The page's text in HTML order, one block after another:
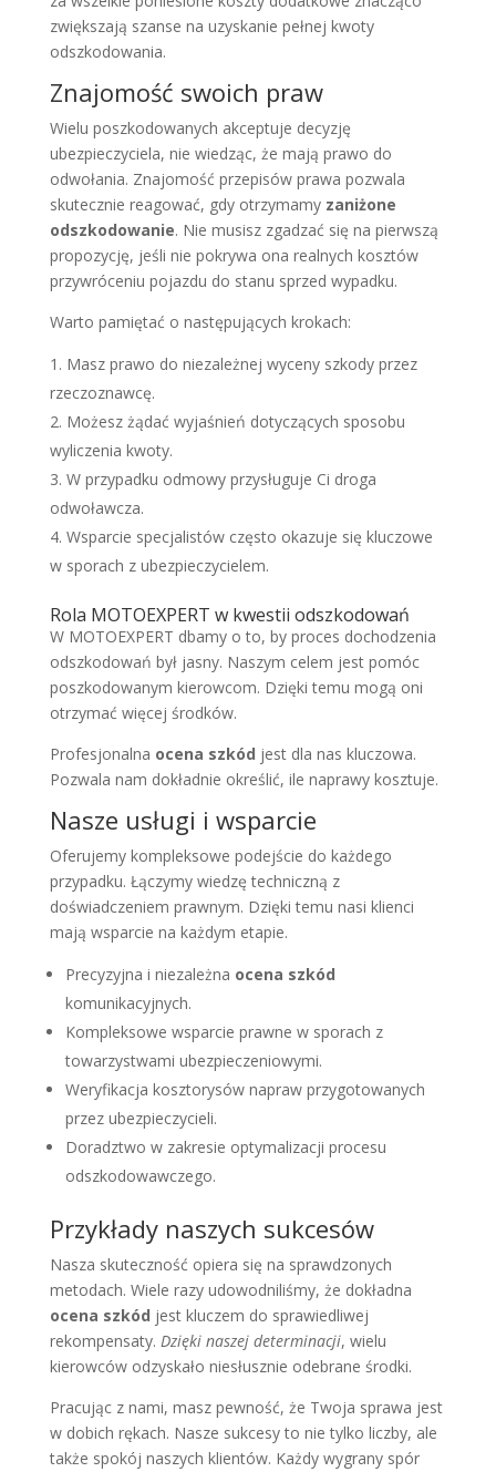
zwiększają szanse na uzyskanie pełnej kwoty
odszkodowania.
Znajomość swoich praw
Wielu poszkodowanych akceptuje decyzję
ubezpieczyciela, nie wiedząc, że mają prawo do
odwołania. Znajomość przepisów prawa pozwala
skutecznie reagować, gdy otrzymamy zaniżone
odszkodowanie. Nie musisz zgadzać się na pierwszą
propozycję, jeśli nie pokrywa ona realnych kosztów
przywróceniu pojazdu do stanu sprzed wypadku.
Warto pamiętać o następujących krokach:
Masz prawo do niezależnej wyceny szkody przez
rzeczoznawcę.
Możesz żądać wyjaśnień dotyczących sposobu
wyliczenia kwoty.
W przypadku odmowy przysługuje Ci droga
odwoławcza.
Wsparcie specjalistów często okazuje się kluczowe
w sporach z ubezpieczycielem.
Rola MOTOEXPERT w kwestii odszkodowań
W MOTOEXPERT dbamy o to, by proces dochodzenia
odszkodowań był jasny. Naszym celem jest pomóc
poszkodowanym kierowcom. Dzięki temu mogą oni
otrzymać więcej środków.
Profesjonalna ocena szkód jest dla nas kluczowa.
Pozwala nam dokładnie określić, ile naprawy kosztuje.
Nasze usługi i wsparcie
Oferujemy kompleksowe podejście do każdego
przypadku. Łączymy wiedzę techniczną z
doświadczeniem prawnym. Dzięki temu nasi klienci
mają wsparcie na każdym etapie.
Precyzyjna i niezależna ocena szkód
komunikacyjnych.
Kompleksowe wsparcie prawne w sporach z
towarzystwami ubezpieczeniowymi.
Weryfikacja kosztorysów napraw przygotowanych
przez ubezpieczycieli.
Doradztwo w zakresie optymalizacji procesu
odszkodowawczego.
Przykłady naszych sukcesów
Nasza skuteczność opiera się na sprawdzonych
metodach. Wiele razy udowodniliśmy, że dokładna
ocena szkód jest kluczem do sprawiedliwej
rekompensaty. Dzięki naszej determinacji, wielu
kierowców odzyskało niesłusznie odebrane środki.
Pracując z nami, masz pewność, że Twoja sprawa jest
w dobich rękach. Nasze sukcesy to nie tylko liczby, ale
także spokój naszych klientów. Każdy wygrany spór